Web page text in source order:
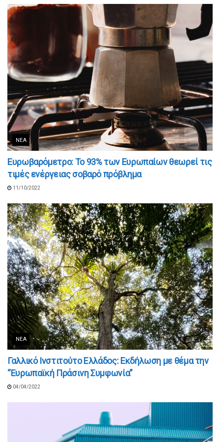
ΝΈΑ
Ευρωβαρόμετρο: Το 93% των Ευρωπαίων θεωρεί τις
τιμές ενέργειας σοβαρό πρόβλημα
11/10/2022
ΝΈΑ
Γαλλικό Ινστιτούτο Ελλάδος: Εκδήλωση με θέμα την
“Ευρωπαϊκή Πράσινη Συμφωνία”
04/04/2022